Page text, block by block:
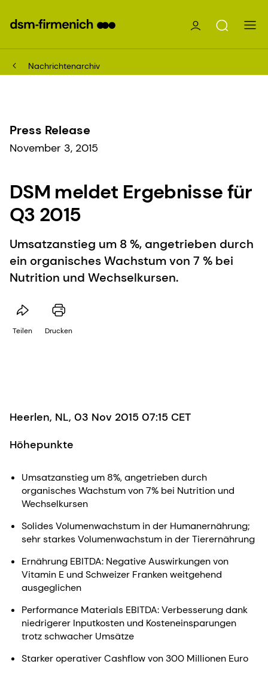
Nachrichtenarchiv
Press Release
November 3, 2015
DSM meldet Ergebnisse für
Q3 2015
Umsatzanstieg um 8 %, angetrieben durch
ein organisches Wachstum von 7 % bei
Nutrition und Wechselkursen.
Teilen Drucken
Heerlen, NL, 03 Nov 2015 07:15 CET
Höhepunkte
Umsatzanstieg um 8%, angetrieben durch
organisches Wachstum von 7% bei Nutrition und
Wechselkursen
Solides Volumenwachstum in der Humanernährung;
sehr starkes Volumenwachstum in der Tierernährung
Ernährung EBITDA: Negative Auswirkungen von
Vitamin E und Schweizer Franken weitgehend
ausgeglichen
Performance Materials EBITDA: Verbesserung dank
niedrigerer Inputkosten und Kosteneinsparungen
trotz schwacher Umsätze
Starker operativer Cashflow von 300 Millionen Euro